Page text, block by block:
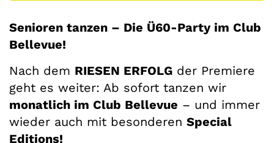
Senioren tanzen – Die Ü60-Party im Club
Bellevue!
Nach dem RIESEN ERFOLG der Premiere
geht es weiter: Ab sofort tanzen wir
monatlich im Club Bellevue – und immer
wieder auch mit besonderen Special
Editions!